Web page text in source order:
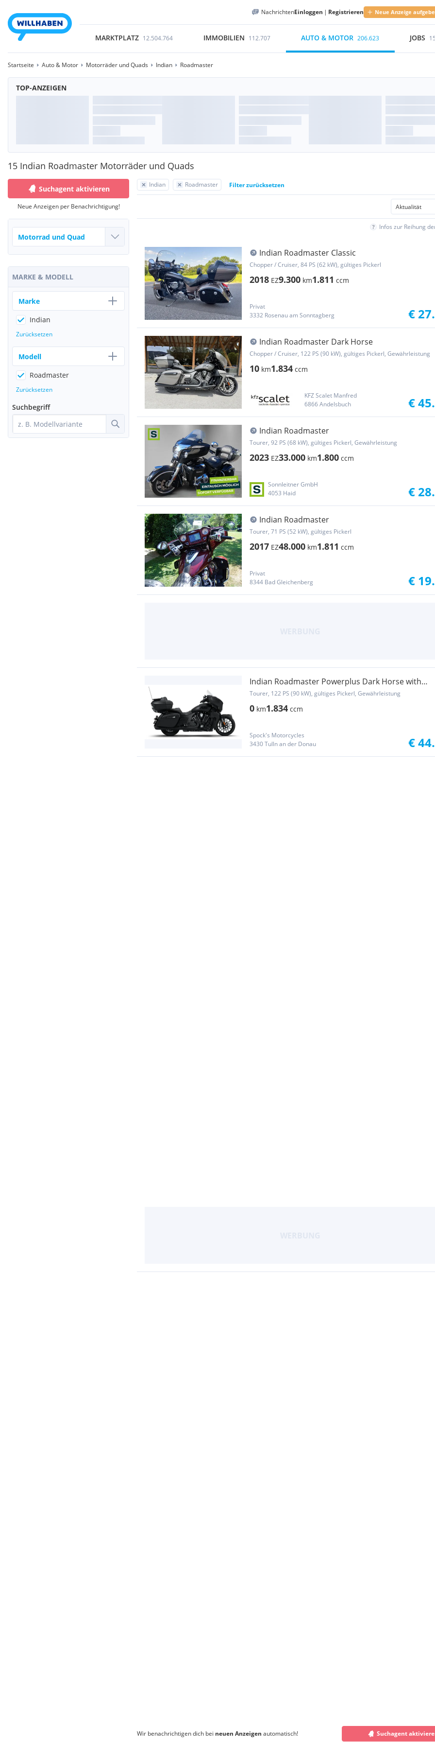
NachrichtenEinloggen | Registrieren Neue Anzeige
MARKTPLATZ 12.504.764 IMMOBILIEN 112.707 AUTO & MOTOR 206.623 JOBS
Startseite Auto & Motor Motorräder und Quads Indian Roadmaster
TOP-ANZEIGEN
15 Indian Roadmaster Motorräder und Quads
Indian Roadmaster Filter zurücksetzen
Infos zur Reihung
Indian Roadmaster Classic
Chopper / Cruiser, 84 PS (62 kW), gültiges Pickerl
2018 EZ9.300 km1.811 ccm
Privat
3332 Rosenau am Sonntagberg
€
Indian Roadmaster Dark Horse
Chopper / Cruiser, 122 PS (90 kW), gültiges Pickerl, Gewährleistung
10 km1.834 ccm
KFZ Scalet Manfred
6866 Andelsbuch
€
Indian Roadmaster
Tourer, 92 PS (68 kW), gültiges Pickerl, Gewährleistung
2023 EZ33.000 km1.800 ccm
Sonnleitner GmbH
4053 Haid
€
Indian Roadmaster
Tourer, 71 PS (52 kW), gültiges Pickerl
2017 EZ48.000 km1.811 ccm
Privat
8344 Bad Gleichenberg
€
Indian Roadmaster Powerplus Dark Horse with
112 Packag...
Tourer, 122 PS (90 kW), gültiges Pickerl, Gewährleistung
0 km1.834 ccm
Spock's Motorcycles
3430 Tulln an der Donau
€
Wir benachrichtigen dich bei neuen Anzeigen automatisch! Suchagent
Suchagent aktivieren
Neue Anzeigen per Benachrichtigung!
MARKE & MODELL
Marke
Indian
Zurücksetzen
Modell
Roadmaster
Zurücksetzen
Suchbegriff